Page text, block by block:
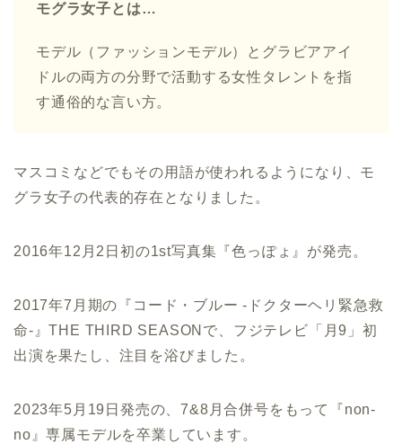
モグラ女子とは…
モデル（ファッションモデル）とグラビアアイ
ドルの両方の分野で活動する女性タレントを指
す通俗的な言い方。
マスコミなどでもその用語が使われるようになり、モ
グラ女子の代表的存在となりました。
2016年12月2日初の1st写真集『色っぽょ』が発売。
2017年7月期の『コード・ブルー -ドクターヘリ緊急救
命-』THE THIRD SEASONで、フジテレビ「月9」初
出演を果たし、注目を浴びました。
2023年5月19日発売の、7&8月合併号をもって『non-
no』専属モデルを卒業しています。